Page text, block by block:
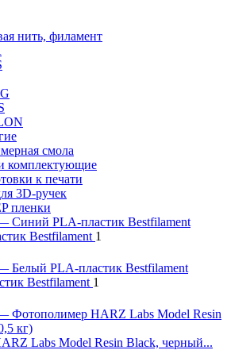
нить, филамент
смола
комплектующие
к печати
3D-ручек
пленки
Bestfilament 1
Bestfilament 1
Labs Model Resin Black, черный...